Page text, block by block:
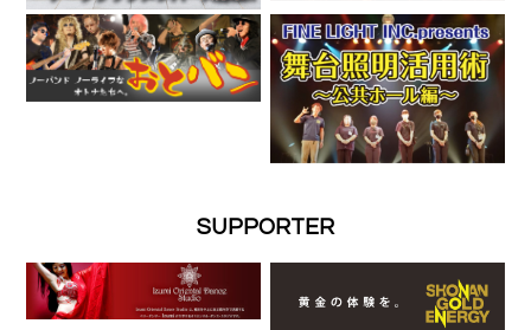
SUPPORTER